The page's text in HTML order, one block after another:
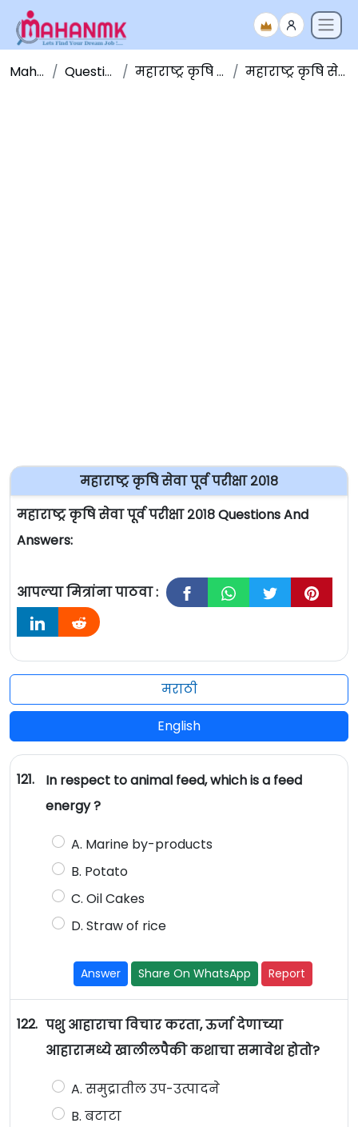
Maha NMK Question Papers महाराष्ट्र कृषि सेवा प्रश्नपत्रिका महाराष्ट्र कृषि सेवा पूर्व परीक्षा २०१८
महाराष्ट्र कृषि सेवा पूर्व परीक्षा २०१८
महाराष्ट्र कृषि सेवा पूर्व परीक्षा २०१८ Questions And
Answers:
आपल्या मित्रांना पाठवा :
मराठी
English
121.
In respect to animal feed, which is a feed
energy ?
A. Marine by-products
B. Potato
C. Oil Cakes
D. Straw of rice
Answer Share On WhatsApp Report
122. पशु आहाराचा विचार करता, ऊर्जा देणाच्या
आहारामध्ये खालीलपैकी कशाचा समावेश होतो?
A. समुद्रातील उप-उत्पादने
B. बटाटा